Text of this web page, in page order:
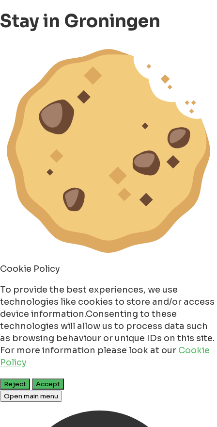
Stay in Groningen
Cookie Policy
To provide the best experiences, we use
technologies like cookies to store and/or access
device information.Consenting to these
technologies will allow us to process data such
as browsing behaviour or unique IDs on this site.
For more information please look at our Cookie
Policy
Reject
Accept
Open main menu